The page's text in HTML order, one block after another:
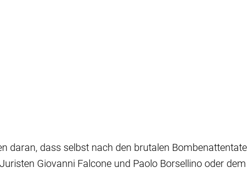
daran, dass selbst nach den brutalen
Giovanni Falcone und Paolo Borsellino oder